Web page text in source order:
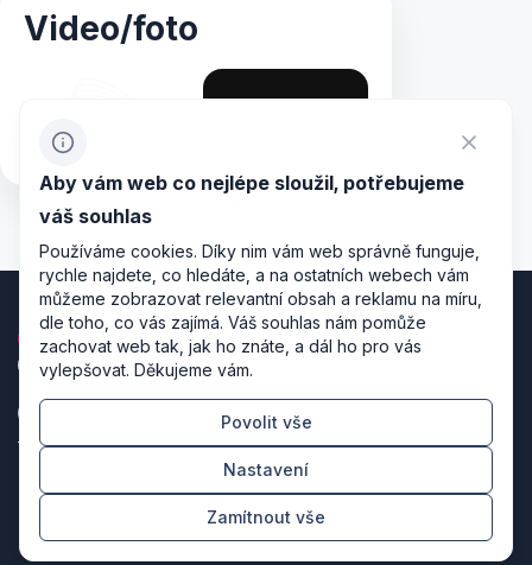
Video/foto
Zásady zpracování osobních údajů
Nastavení cookies
Režiséři designu & producenti kódu
Aby vám web co nejlépe sloužil, potřebujeme
váš souhlas
Používáme cookies. Díky nim vám web správně funguje,
rychle najdete, co hledáte, a na ostatních webech vám
můžeme zobrazovat relevantní obsah a reklamu na míru,
dle toho, co vás zajímá. Váš souhlas nám pomůže
zachovat web tak, jak ho znáte, a dál ho pro vás
vylepšovat. Děkujeme vám.
Povolit vše
Nastavení
Zamítnout vše